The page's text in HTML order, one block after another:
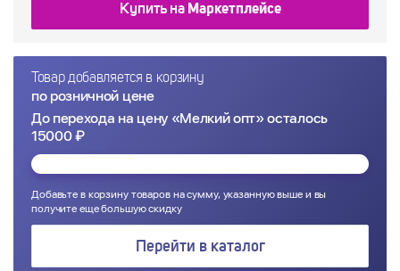
Купить на Маркетплейсе
Товар добавляется в корзину
по розничной цене
До перехода на цену «Мелкий опт» осталось
15000 ₽
Добавьте в корзину товаров на сумму, указанную выше и вы
получите еще большую скидку
Перейти в каталог